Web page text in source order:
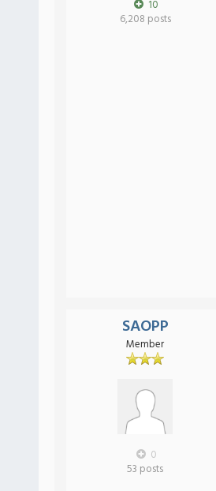
10
6,208 posts
SAOPP
Member
0
53 posts